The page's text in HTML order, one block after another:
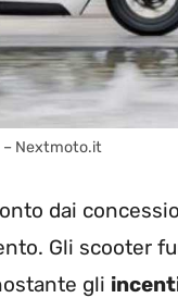
– Nextmoto.it
dai
Gli scooter
gli